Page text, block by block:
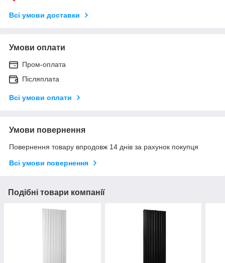
Всі умови доставки
Умови оплати
Пром-оплата
Післяплата
Всі умови оплати
Умови повернення
Повернення товару впродовж 14 днів за рахунок покупця
Всі умови повернення
Подібні товари компанії